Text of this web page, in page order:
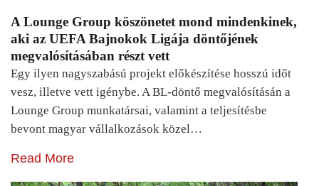
A Lounge Group köszönetet mond mindenkinek,
aki az UEFA Bajnokok Ligája döntőjének
megvalósításában részt vett
Egy ilyen nagyszabású projekt előkészítése hosszú időt
vesz, illetve vett igénybe. A BL-döntő megvalósításán a
Lounge Group munkatársai, valamint a teljesítésbe
bevont magyar vállalkozások közel…
Read More